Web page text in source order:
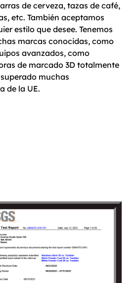
de cerveza, tazas de café,
etc. También aceptamos
estilo que desee. Tenemos
marcas conocidas, como
avanzados, como
de marcado 3D totalmente
muchas
de la UE.